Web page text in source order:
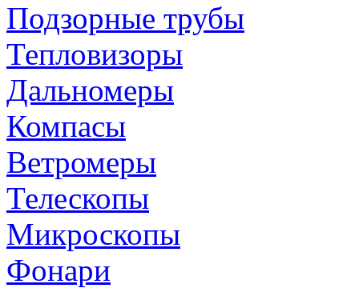
Подзорные трубы
Тепловизоры
Дальномеры
Компасы
Ветромеры
Телескопы
Микроскопы
Фонари